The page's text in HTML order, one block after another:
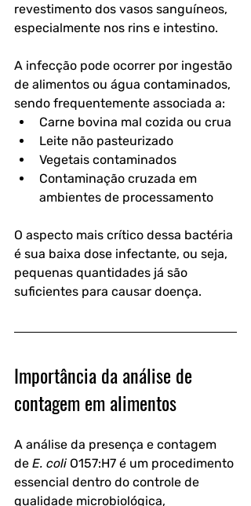
revestimento dos vasos sanguíneos,
especialmente nos rins e intestino.
A infecção pode ocorrer por ingestão
de alimentos ou água contaminados,
sendo frequentemente associada a:
Carne bovina mal cozida ou crua
Leite não pasteurizado
Vegetais contaminados
Contaminação cruzada em
ambientes de processamento
O aspecto mais crítico dessa bactéria
é sua baixa dose infectante, ou seja,
pequenas quantidades já são
suficientes para causar doença.
Importância da análise de
contagem em alimentos
A análise da presença e contagem
de E. coli O157:H7 é um procedimento
essencial dentro do controle de
qualidade microbiológica,